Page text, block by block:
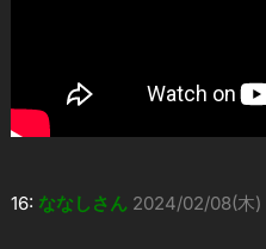
16: ななしさん 2024/02/08(木)